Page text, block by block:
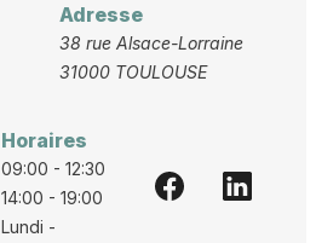
Adresse
38 rue Alsace-Lorraine
31000 TOULOUSE
Horaires
09:00 - 12:30
14:00 - 19:00
Lundi -